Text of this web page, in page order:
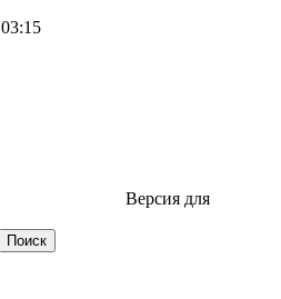
03:15
Версия для